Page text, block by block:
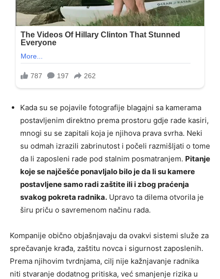
Kada su se pojavile fotografije blagajni sa kamerama
postavljenim direktno prema prostoru gdje rade kasiri,
mnogi su se zapitali koja je njihova prava svrha. Neki
su odmah izrazili zabrinutost i počeli razmišljati o tome
da li zaposleni rade pod stalnim posmatranjem. Pitanje
koje se najčešće ponavljalo bilo je da li su kamere
postavljene samo radi zaštite ili i zbog praćenja
svakog pokreta radnika. Upravo ta dilema otvorila je
širu priču o savremenom načinu rada.
Kompanije obično objašnjavaju da ovakvi sistemi služe za
sprečavanje krađa, zaštitu novca i sigurnost zaposlenih.
Prema njihovim tvrdnjama, cilj nije kažnjavanje radnika
niti stvaranje dodatnog pritiska, već smanjenje rizika u